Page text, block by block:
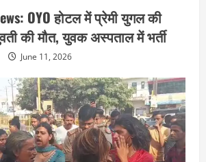
OYO होटल में प्रेमी युगल की
की मौत, युवक अस्पताल में भर्ती
June 11, 2026